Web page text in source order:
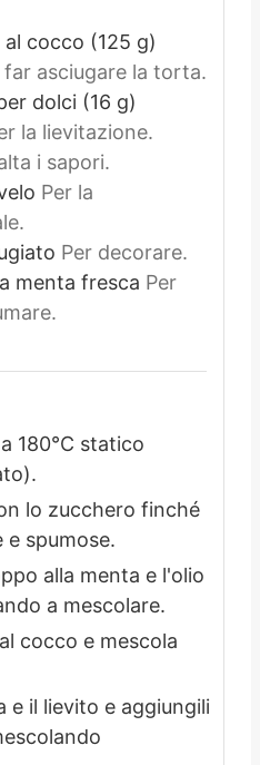
cocco (125 g)
asciugare la torta.
dolci (16 g)
la lievitazione.
i sapori.
Per la
Per decorare.
menta fresca Per
180°C statico
lo zucchero finché
spumose.
alla menta e l'olio
a mescolare.
cocco e mescola
e il lievito e aggiungili